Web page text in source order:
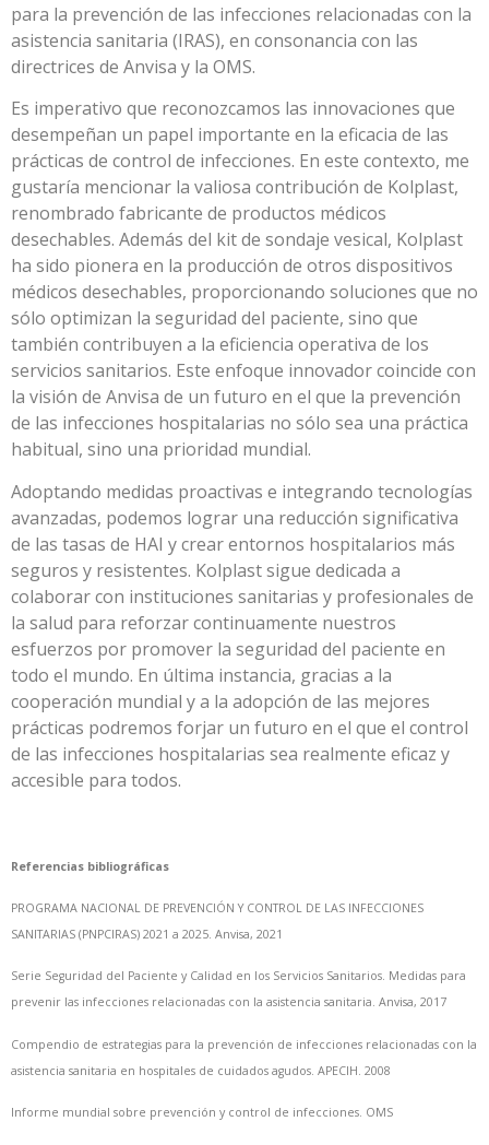
para la prevención de las infecciones relacionadas con la
asistencia sanitaria (IRAS), en consonancia con las
directrices de Anvisa y la OMS.
Es imperativo que reconozcamos las innovaciones que
desempeñan un papel importante en la eficacia de las
prácticas de control de infecciones. En este contexto, me
gustaría mencionar la valiosa contribución de Kolplast,
renombrado fabricante de productos médicos
desechables. Además del kit de sondaje vesical, Kolplast
ha sido pionera en la producción de otros dispositivos
médicos desechables, proporcionando soluciones que no
sólo optimizan la seguridad del paciente, sino que
también contribuyen a la eficiencia operativa de los
servicios sanitarios. Este enfoque innovador coincide con
la visión de Anvisa de un futuro en el que la prevención
de las infecciones hospitalarias no sólo sea una práctica
habitual, sino una prioridad mundial.
Adoptando medidas proactivas e integrando tecnologías
avanzadas, podemos lograr una reducción significativa
de las tasas de HAI y crear entornos hospitalarios más
seguros y resistentes. Kolplast sigue dedicada a
colaborar con instituciones sanitarias y profesionales de
la salud para reforzar continuamente nuestros
esfuerzos por promover la seguridad del paciente en
todo el mundo. En última instancia, gracias a la
cooperación mundial y a la adopción de las mejores
prácticas podremos forjar un futuro en el que el control
de las infecciones hospitalarias sea realmente eficaz y
accesible para todos.
Referencias bibliográficas
PROGRAMA NACIONAL DE PREVENCIÓN Y CONTROL DE LAS INFECCIONES
SANITARIAS (PNPCIRAS) 2021 a 2025. Anvisa, 2021
Serie Seguridad del Paciente y Calidad en los Servicios Sanitarios. Medidas para
prevenir las infecciones relacionadas con la asistencia sanitaria. Anvisa, 2017
Compendio de estrategias para la prevención de infecciones relacionadas con la
asistencia sanitaria en hospitales de cuidados agudos. APECIH. 2008
Informe mundial sobre prevención y control de infecciones. OMS